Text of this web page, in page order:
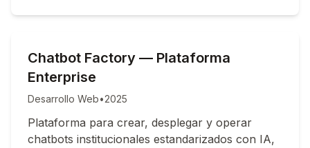
Chatbot Factory — Plataforma
Enterprise
Desarrollo Web•2025
Plataforma para crear, desplegar y operar
chatbots institucionales estandarizados con IA,